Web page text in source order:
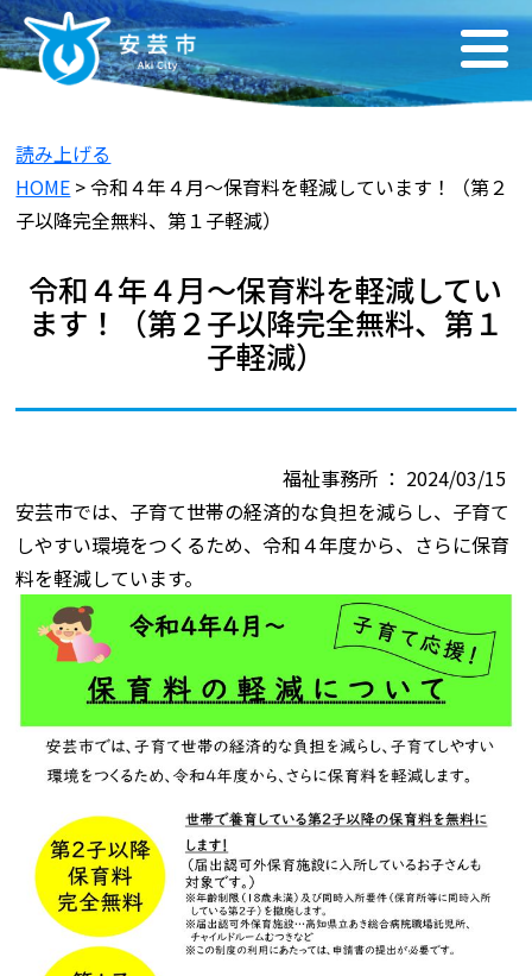
読み上げる
HOME > 令和４年４月～保育料を軽減しています！（第２
子以降完全無料、第１子軽減）
令和４年４月～保育料を軽減してい
ます！（第２子以降完全無料、第１
子軽減）
福祉事務所 ： 2024/03/15
安芸市では、子育て世帯の経済的な負担を減らし、子育て
しやすい環境をつくるため、令和４年度から、さらに保育
料を軽減しています。